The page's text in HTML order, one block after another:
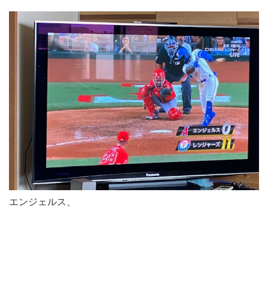
エンジェルス、